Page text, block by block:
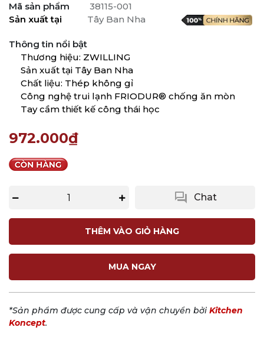
Mã sản phẩm
38115-001
Sản xuất tại
Tây Ban Nha
Thông tin nổi bật
Thương hiệu: ZWILLING
Sản xuất tại Tây Ban Nha
Chất liệu: Thép không gỉ
Công nghệ trui lạnh FRIODUR® chống ăn mòn
Tay cầm thiết kế công thái học
972.000₫
question_answer Chat
THÊM VÀO GIỎ HÀNG
MUA NGAY
*Sản phẩm được cung cấp và vận chuyển bởi Kitchen
Koncept.